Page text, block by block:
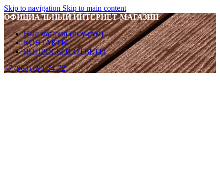
Skip to navigation Skip to main content
ОФИЦИАЛЬНЫЙ ИНТЕРНЕТ-МАГАЗИН
Наш магазин (шоу-рум)
КОНТАКТЫ
ВОПРОСЫ И ОТВЕТЫ
+7 (963) 693-74-72